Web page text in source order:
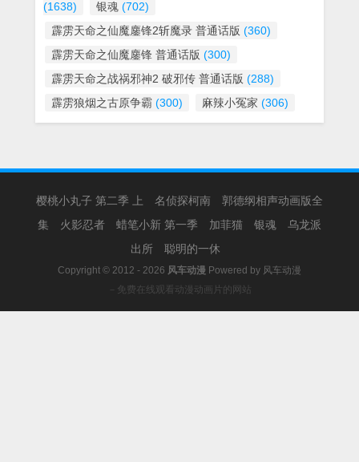
(1638)
银魂 (702)
霹雳天命之仙魔鏖锋2斩魔录 普通话版 (360)
霹雳天命之仙魔鏖锋 普通话版 (300)
霹雳天命之战祸邪神2 破邪传 普通话版 (288)
霹雳狼烟之古原争霸 (300) 麻辣小冤家 (306)
樱桃小丸子 第二季 上 名侦探柯南
郭德纲相声动画版全
集
火影忍者 蜡笔小新 第一季 加菲猫 银魂
乌龙派
出所
聪明的一休
Copyright © 2012 - 2026 风车动漫 Powered by 风车动漫
－免费在线观看动漫动画片的网站